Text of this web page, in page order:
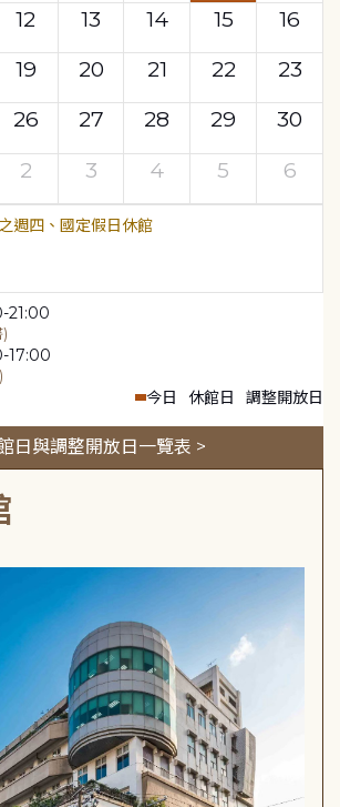
12 13 14 15
16
19 20 21 22
23
26 27 28 29
30
2 3 4 5 6
週四、國定假日休館
21:00
17:00
今日 休館日 調整開放日
日與調整開放日一覽表 >